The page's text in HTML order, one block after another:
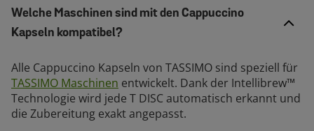
Welche Maschinen sind mit den Cappuccino
Kapseln kompatibel?
Alle Cappuccino Kapseln von TASSIMO sind speziell für
TASSIMO Maschinen entwickelt. Dank der Intellibrew™
Technologie wird jede T DISC automatisch erkannt und
die Zubereitung exakt angepasst.